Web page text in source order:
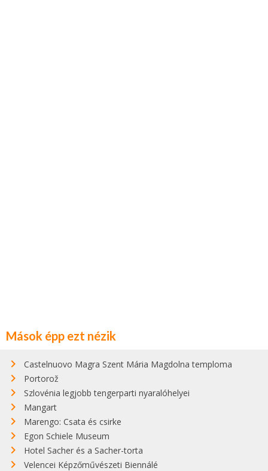
Mások épp ezt nézik
Castelnuovo Magra Szent Mária Magdolna temploma
Portorož
Szlovénia legjobb tengerparti nyaralóhelyei
Mangart
Marengo: Csata és csirke
Egon Schiele Museum
Hotel Sacher és a Sacher-torta
Velencei Képzőművészeti Biennálé